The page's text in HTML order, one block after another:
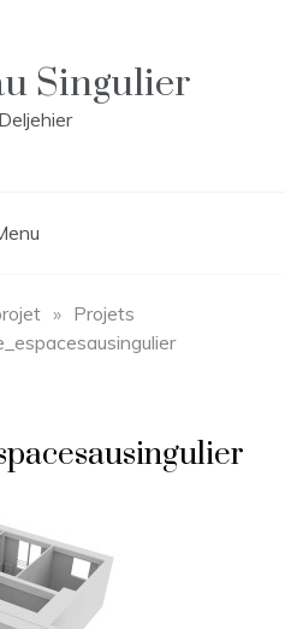
Singulier
» Projets